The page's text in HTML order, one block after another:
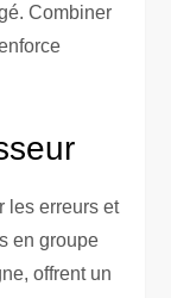
Combiner
les erreurs et
en groupe
offrent un